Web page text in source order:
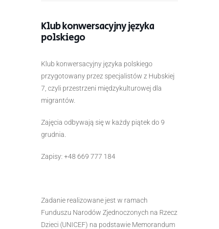
Klub konwersacyjny języka
polskiego
Klub konwersacyjny języka polskiego
przygotowany przez specjalistów z Hubskiej
7, czyli przestrzeni międzykulturowej dla
migrantów.
Zajęcia odbywają się w każdy piątek do 9
grudnia.
Zapisy: +48 669 777 184
Zadanie realizowane jest w ramach
Funduszu Narodów Zjednoczonych na Rzecz
Dzieci (UNICEF) na podstawie Memorandum